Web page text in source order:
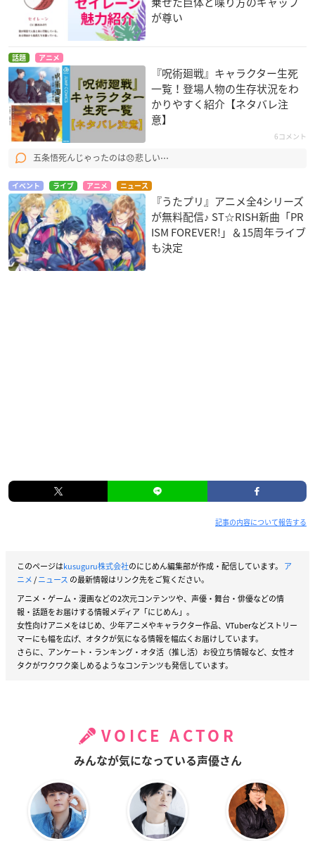
が尊い
話題 アニメ
『呪術廻戦』キャラクター生死
一覧！登場人物の生存状況をわ
かりやすく紹介【ネタバレ注
意】
6コメント
五条悟死んじゃったのは😞悲しい⋯
イベント ライブ アニメ ニュース
『うたプリ』アニメ全4シリーズ
が無料配信♪ ST☆RISH新曲「PR
ISM FOREVER!」＆15周年ライブ
も決定
記事の内容について報告する
このページはkusuguru株式会社のにじめん編集部が作成・配信しています。 ア
ニメ/ニュース の最新情報はリンク先をご覧ください。
アニメ・ゲーム・漫画などの2次元コンテンツや、声優・舞台・俳優などの情
報・話題をお届けする情報メディア「にじめん」。
女性向けアニメをはじめ、少年アニメやキャラクター作品、VTuberなどストリー
マーにも幅を広げ、オタクが気になる情報を幅広くお届けしています。
さらに、アンケート・ランキング・オタ活（推し活）お役立ち情報など、女性オ
タクがワクワク楽しめるようなコンテンツも発信しています。
VOICE ACTOR
みんなが気になっている声優さん